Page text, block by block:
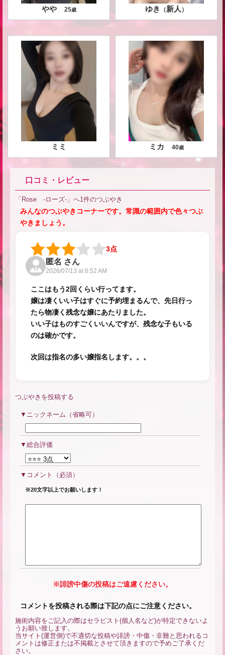
やや 25歳 ゆき （新人 ）
ミミ ミカ 40歳
口コミ・レビュー
「Rose -ローズ-」へ1件のつぶやき
みんなのつぶやきコーナーです。常識の範囲内で色々つぶ
やきましょう。
3点
匿名 さん
2026/07/13 at 6:52 AM
ここはもう2回くらい行ってます。
嬢は凄くいい子はすぐに予約埋まるんで、先日行っ
たら物凄く残念な嬢にあたりました。
いい子はものすごくいいんですが、残念な子もいる
のは確かです。
次回は指名の多い嬢指名します。。。
つぶやきを投稿する
ニックネーム（省略可）
総合評価
コメント （必須）
※20文字以上でお願いします！
※誹謗中傷の投稿はご遠慮ください。
コメントを投稿される際は下記の点にご注意ください。
施術内容をご記入の際はセラピスト(個人名など)が特定できないよ
うお願い致します。
当サイト(運営側)で不適切な投稿や誹謗・中傷・非難と思われるコ
メントは修正または不掲載とさせて頂きますので予めご了承くだ
さい。